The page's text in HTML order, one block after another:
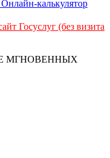
Госуслуг (без визита
МГНОВЕННЫХ